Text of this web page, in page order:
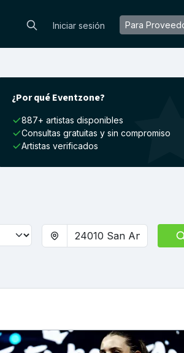
Iniciar sesión Para
¿Por qué Eventzone?
887+ artistas disponibles
Consultas gratuitas y sin compromiso
Artistas verificados